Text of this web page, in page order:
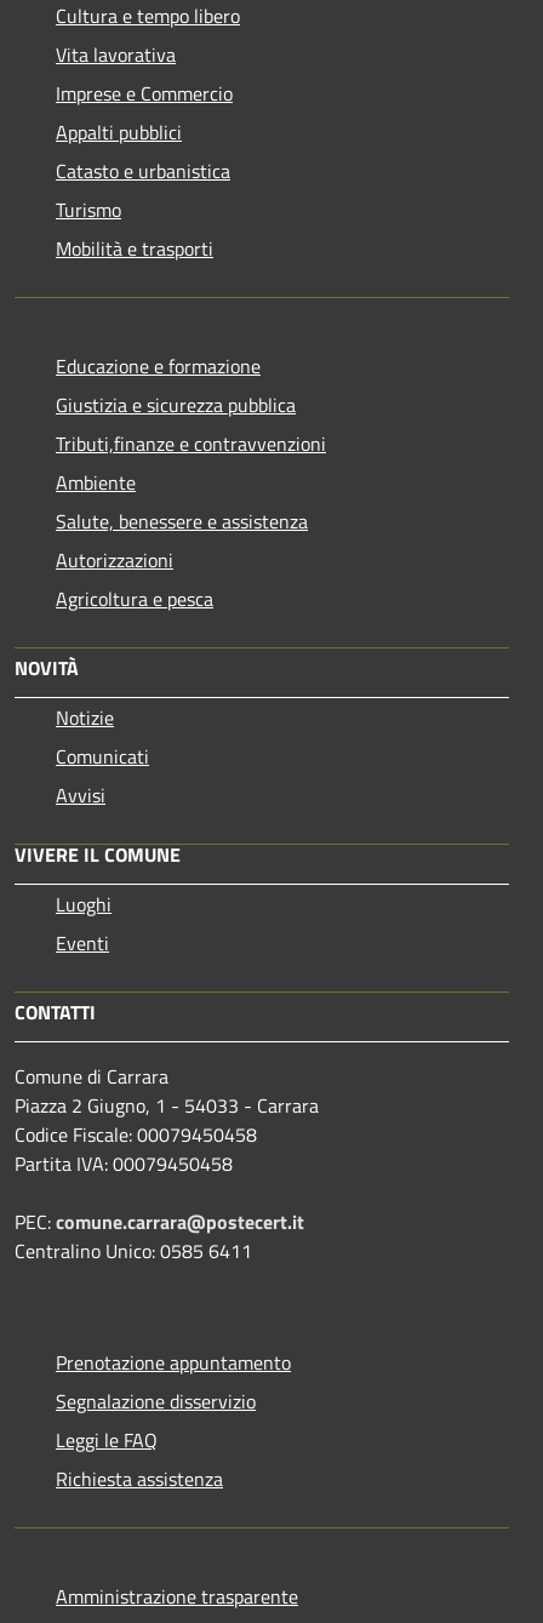
Cultura e tempo libero
Vita lavorativa
Imprese e Commercio
Appalti pubblici
Catasto e urbanistica
Turismo
Mobilità e trasporti
Educazione e formazione
Giustizia e sicurezza pubblica
Tributi,finanze e contravvenzioni
Ambiente
Salute, benessere e assistenza
Autorizzazioni
Agricoltura e pesca
NOVITÀ
Notizie
Comunicati
Avvisi
VIVERE IL COMUNE
Luoghi
Eventi
CONTATTI
Comune di Carrara
Piazza 2 Giugno, 1 - 54033 - Carrara
Codice Fiscale: 00079450458
Partita IVA: 00079450458
PEC:comune.carrara@postecert.it
Centralino Unico: 0585 6411
Prenotazione appuntamento
Segnalazione disservizio
Leggi le FAQ
Richiesta assistenza
Amministrazione trasparente